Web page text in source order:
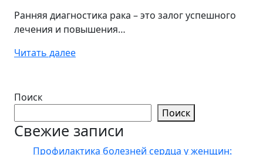
Ранняя диагностика рака – это залог успешного
лечения и повышения…
Читать далее
Поиск
Поиск
Свежие записи
Профилактика болезней сердца у женщин: